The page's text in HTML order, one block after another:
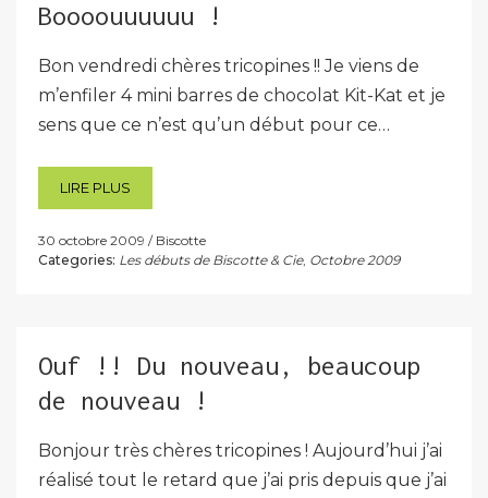
Boooouuuuuu !
Bon vendredi chères tricopines !! Je viens de
m’enfiler 4 mini barres de chocolat Kit-Kat et je
sens que ce n’est qu’un début pour ce…
LIRE PLUS
30 octobre 2009
Biscotte
Categories: Les débuts de Biscotte & Cie, Octobre 2009
Ouf !! Du nouveau, beaucoup
de nouveau !
Bonjour très chères tricopines ! Aujourd’hui j’ai
réalisé tout le retard que j’ai pris depuis que j’ai